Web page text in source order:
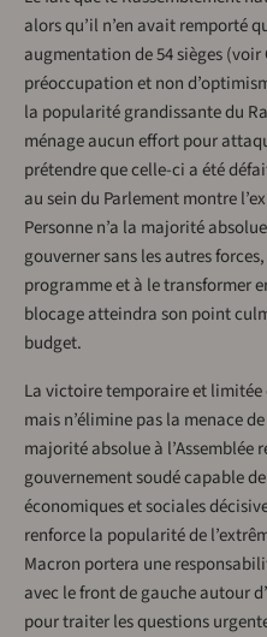
alors qu’il n’en avait remporté
augmentation de 54 sièges (voir
préoccupation et non
la popularité grandissante du
ménage aucun effort pour
prétendre que celle-ci a été
au sein du Parlement montre
Personne n’a la majorité
gouverner sans les autres
programme et à le transformer
blocage atteindra son point
budget.
La victoire temporaire et
mais n’élimine pas la menace
majorité absolue à
gouvernement soudé capable
économiques et sociales
renforce la popularité de
Macron portera une
avec le front de gauche autour
pour traiter les questions